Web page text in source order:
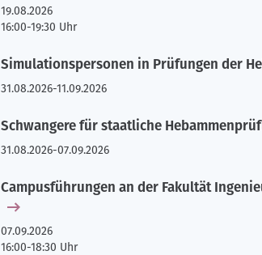
19.08.2026
16:00-19:30 Uhr
Simulationspersonen in Prüfungen der
31.08.2026-11.09.2026
Schwangere für staatliche
31.08.2026-07.09.2026
Campusführungen an der Fakultät
07.09.2026
16:00-18:30 Uhr